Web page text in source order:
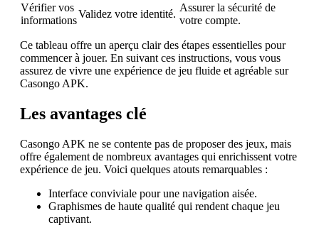
Vérifier vos
informations
Validez votre identité.
Assurer la sécurité de
votre compte.
Ce tableau offre un aperçu clair des étapes essentielles pour
commencer à jouer. En suivant ces instructions, vous vous
assurez de vivre une expérience de jeu fluide et agréable sur
Casongo APK.
Les avantages clé
Casongo APK ne se contente pas de proposer des jeux, mais
offre également de nombreux avantages qui enrichissent votre
expérience de jeu. Voici quelques atouts remarquables :
Interface conviviale pour une navigation aisée.
Graphismes de haute qualité qui rendent chaque jeu
captivant.